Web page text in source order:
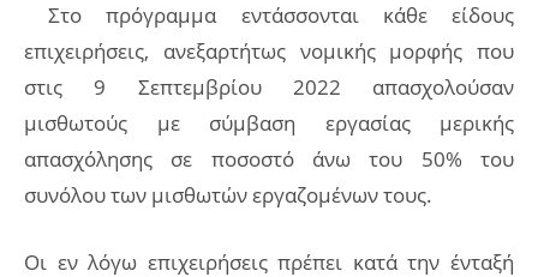
Στο πρόγραμμα εντάσσονται κάθε είδους
επιχειρήσεις, ανεξαρτήτως νομικής μορφής που
στις 9 Σεπτεμβρίου 2022 απασχολούσαν
μισθωτούς με σύμβαση εργασίας μερικής
απασχόλησης σε ποσοστό άνω του 50% του
συνόλου των μισθωτών εργαζομένων τους.
Οι εν λόγω επιχειρήσεις πρέπει κατά την ένταξή